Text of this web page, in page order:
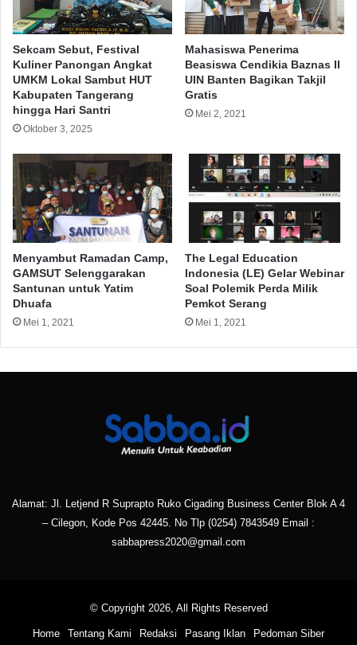
Sekcam Sebut, Festival
Kuliner Panongan Angkat
UMKM Lokal Sambut HUT
Kabupaten Tangerang
hingga Hari Santri
Oktober 3, 2025
Mahasiswa Penerima
Beasiswa Cendikia Baznas II
UIN Banten Bagikan Takjil
Gratis
Mei 2, 2021
Menyambut Ramadan Camp,
GAMSUT Selenggarakan
Santunan untuk Yatim
Dhuafa
Mei 1, 2021
The Legal Education
Indonesia (LE) Gelar Webinar
Soal Polemik Perda Milik
Pemkot Serang
Mei 1, 2021
Alamat: Jl. Letjend R Suprapto Ruko Cigading Business Center Blok A 4
– Cilegon, Kode Pos 42445. No Tlp (0254) 7843549 Email :
sabbapress2020@gmail.com
© Copyright 2026, All Rights Reserved
Home Tentang Kami Redaksi Pasang Iklan Pedoman Siber